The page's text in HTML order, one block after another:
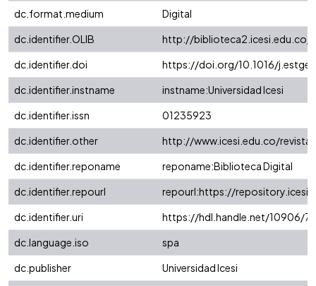
dc.format.medium
Digital
dc.identifier.OLIB
http://biblioteca2.icesi.edu.co/
dc.identifier.doi
https://doi.org/10.1016/
dc.identifier.instname
instname:Universidad Icesi
dc.identifier.issn
01235923
dc.identifier.other
http://www.icesi.edu.co/
dc.identifier.reponame
reponame:Biblioteca Digital
dc.identifier.repourl
repourl:https://
dc.identifier.uri
https://hdl.handle.net/10906/
dc.language.iso
spa
dc.publisher
Universidad Icesi